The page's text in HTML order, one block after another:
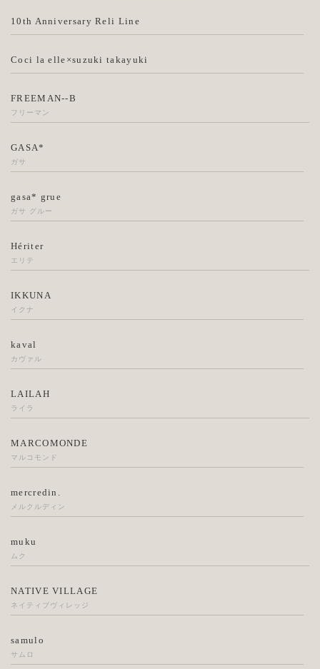
10th Anniversary Reli Line
Coci la elle×suzuki takayuki
FREEMAN--B
フリーマン
GASA*
ガサ
gasa* grue
ガサ グルー
Hériter
エリテ
IKKUNA
イクナ
kaval
カヴァル
LAILAH
ライラ
MARCOMONDE
マルコモンド
mercredin.
メルクルディン
muku
ムク
NATIVE VILLAGE
ネイティブヴィレッジ
samulo
サムロ